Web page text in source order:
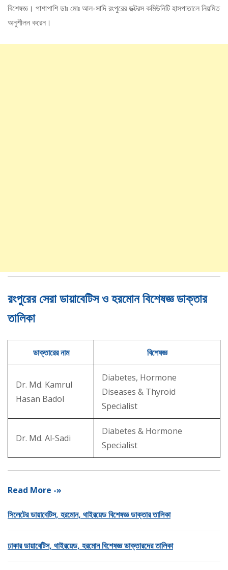
বিশেষজ্ঞ। পাশাপাশি ডাঃ মোঃ আল-সাদি রংপুরের ডক্টরস কমিউনিটি হাসপাতালে নিয়মিত
অনুশীলন করেন।
রংপুরের সেরা ডায়াবেটিস ও হরমোন বিশেষজ্ঞ ডাক্তার
তালিকা
ডাক্তারের নাম বিশেষজ্ঞ
Dr. Md. Kamrul
Hasan Badol
Diabetes, Hormone
Diseases & Thyroid
Specialist
Dr. Md. Al-Sadi
Diabetes & Hormone
Specialist
Read More -»
সিলেটের ডায়াবেটিস, হরমোন, থাইরয়েড বিশেষজ্ঞ ডাক্তার তালিকা
ঢাকার ডায়াবেটিস, থাইরয়েড, হরমোন বিশেষজ্ঞ ডাক্তারদের তালিকা